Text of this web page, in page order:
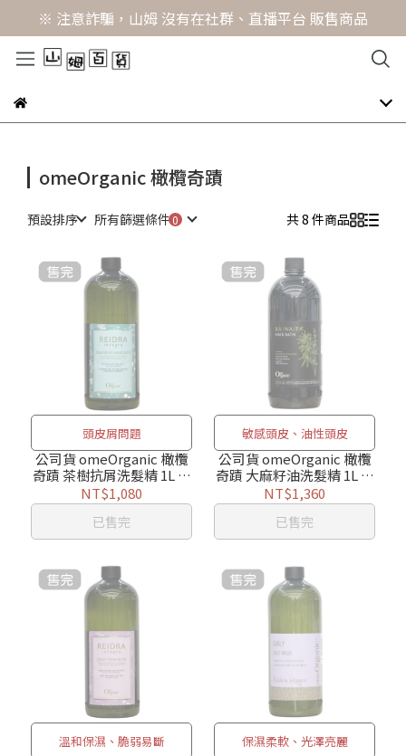
※ 注意詐騙，山姆 沒有在社群、直播平台 販售商品
omeOrganic 橄欖奇蹟
預設排序 所有篩選條件 共 8 件商品
頭皮屑問題
公司貨 omeOrganic 橄欖
奇蹟 茶樹抗屑洗髮精 1L 附
壓頭
NT$1,080
已售完
敏感頭皮、油性頭皮
公司貨 omeOrganic 橄欖
奇蹟 大麻籽油洗髮精 1L 附
壓頭
NT$1,360
已售完
溫和保濕、脆弱易斷 保濕柔軟、光澤亮麗